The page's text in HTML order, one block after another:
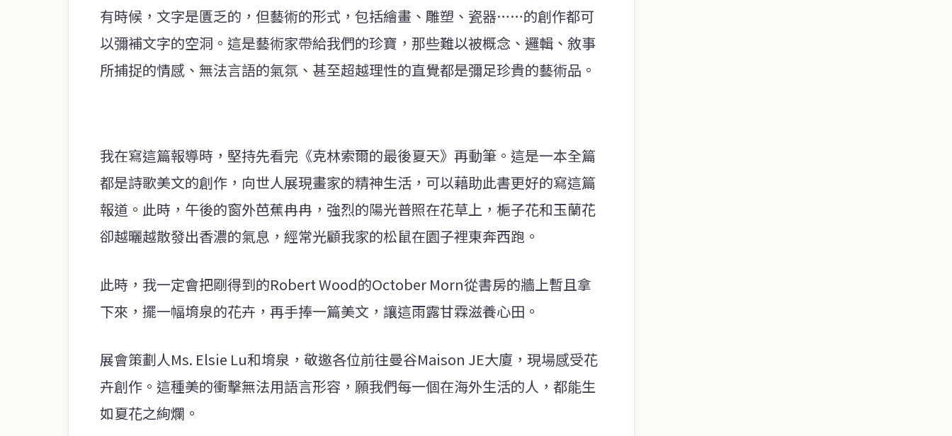
有時候，文字是匱乏的，但藝術的形式，包括繪畫、雕塑、瓷器……的創作都可
以彌補文字的空洞。這是藝術家帶給我們的珍寶，那些難以被概念、邏輯、敘事
所捕捉的情感、無法言語的氣氛、甚至超越理性的直覺都是彌足珍貴的藝術品。
我在寫這篇報導時，堅持先看完《克林索爾的最後夏天》再動筆。這是一本全篇
都是詩歌美文的創作，向世人展現畫家的精神生活，可以藉助此書更好的寫這篇
報道。此時，午後的窗外芭蕉冉冉，強烈的陽光普照在花草上，梔子花和玉蘭花
卻越曬越散發出香濃的氣息，經常光顧我家的松鼠在園子裡東奔西跑。
此時，我一定會把剛得到的Robert Wood的October Morn從書房的牆上暫且拿
下來，擺一幅堉泉的花卉，再手捧一篇美文，讓這雨露甘霖滋養心田。
展會策劃人Ms. Elsie Lu和堉泉，敬邀各位前往曼谷Maison JE大廈，現場感受花
卉創作。這種美的衝擊無法用語言形容，願我們每一個在海外生活的人，都能生
如夏花之絢爛。